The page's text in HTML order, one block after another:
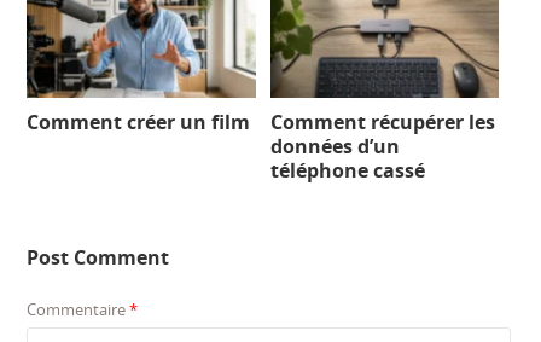
Comment créer un film
Comment récupérer les
données d’un
téléphone cassé
Post Comment
Commentaire*